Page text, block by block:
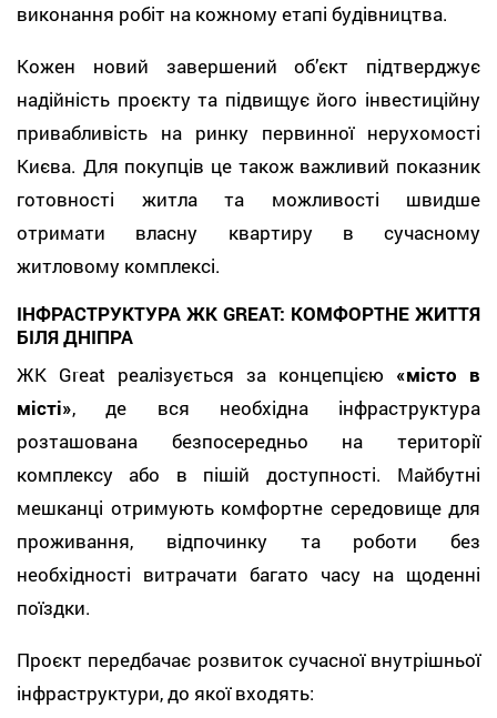
виконання робіт на кожному етапі будівництва.
Кожен новий завершений об’єкт підтверджує
надійність проєкту та підвищує його інвестиційну
привабливість на ринку первинної нерухомості
Києва. Для покупців це також важливий показник
готовності житла та можливості швидше
отримати власну квартиру в сучасному
житловому комплексі.
ІНФРАСТРУКТУРА ЖК GREAT: КОМФОРТНЕ ЖИТТЯ
БІЛЯ ДНІПРА
ЖК Great реалізується за концепцією «місто в
місті», де вся необхідна інфраструктура
розташована безпосередньо на території
комплексу або в пішій доступності. Майбутні
мешканці отримують комфортне середовище для
проживання, відпочинку та роботи без
необхідності витрачати багато часу на щоденні
поїздки.
Проєкт передбачає розвиток сучасної внутрішньої
інфраструктури, до якої входять: